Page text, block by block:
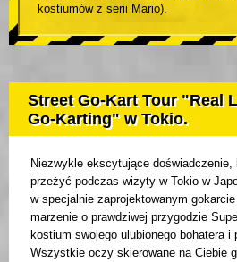
kostiumów z serii Mario).
Street Go-Kart Tour "Real
Go-Karting" w Tokio.
Niezwykle ekscytujące
przeżyć podczas wizyty w Tokio w
w specjalnie zaprojektowanym
marzenie o prawdziwej przygodzie
kostium swojego ulubionego bohatera i
Wszystkie oczy skierowane na Ciebie